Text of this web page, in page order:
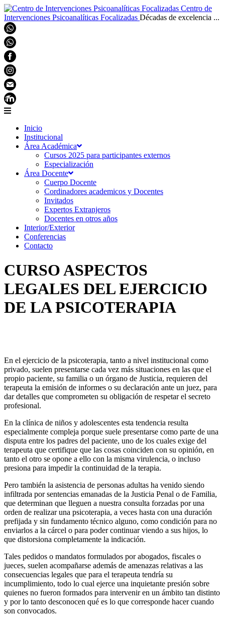
Centro de
Intervenciones Psicoanalíticas Focalizadas Décadas de excelencia ...
Inicio
Institucional
Área Académica
Cursos 2025 para participantes externos
Especialización
Área Docente
Cuerpo Docente
Cordinadores academicos y Docentes
Invitados
Expertos Extranjeros
Docentes en otros años
Interior/Exterior
Conferencias
Contacto
CURSO ASPECTOS
LEGALES DEL EJERCICIO
DE LA PSICOTERAPIA
En el ejercicio de la psicoterapia, tanto a nivel institucional como
privado, suelen presentarse cada vez más situaciones en las que el
propio paciente, su familia o un órgano de Justicia, requieren del
terapeuta la emisión de informes o su declaración ante un juez, para
dar detalles que comprometen su obligación de respetar el secreto
profesional.
En la clínica de niños y adolescentes esta tendencia resulta
especialmente compleja porque suele presentarse como parte de una
disputa entre los padres del paciente, uno de los cuales exige del
terapeuta que certifique que las cosas coinciden con su opinión, en
tanto el otro se opone a ello con la misma virulencia, o incluso
presiona para impedir la continuidad de la terapia.
Pero también la asistencia de personas adultas ha venido siendo
infiltrada por sentencias emanadas de la Justicia Penal o de Familia,
que determinan que lleguen a nuestra consulta forzadas por una
orden de realizar una psicoterapia, a veces hasta con una duración
prefijada y sin fundamento técnico alguno, como condición para no
enviarlos a la cárcel o para poder continuar viendo a sus hijos, lo
que distorsiona completamente la indicación.
Tales pedidos o mandatos formulados por abogados, fiscales o
jueces, suelen acompañarse además de amenazas relativas a las
consecuencias legales que para el terapeuta tendría su
incumplimiento, todo lo cual ejerce una inquietante presión sobre
quienes no fueron formados para intervenir en un ámbito tan distinto
y por lo tanto desconocen qué es lo que corresponde hacer cuando
son convocados.